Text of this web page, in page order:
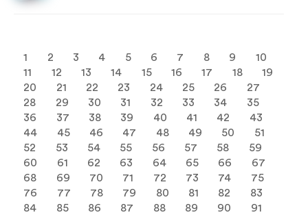
1 2 3 4 5 6 7 8 9
10
11
12 13 14 15 16 17 18
19
20
21 22 23 24 25 26
27
28
29 30 31 32 33 34
35
36
37 38 39 40 41 42
43
44
45 46 47 48 49 50
51
52
53 54 55 56 57 58
59
60
61 62 63 64 65 66
67
68
69 70 71 72 73 74
75
76
77 78 79 80 81 82
83
84
85 86 87 88 89 90
91